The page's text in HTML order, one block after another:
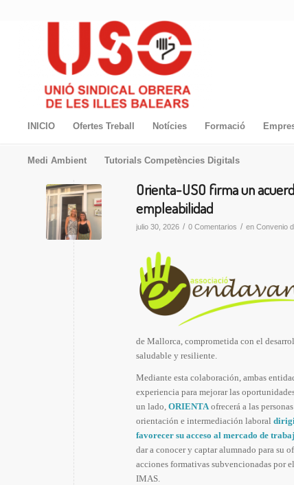
INICIO Ofertes Treball Notícies Formació
Medi Ambient Tutorials Competències Digitals
Orienta-USO firma un
empleabilidad
julio 30, 2026 / 0 Comentarios / en Convenio
de Mallorca, comprometida con el
saludable y resiliente.
Mediante esta colaboración, ambas
experiencia para mejorar las
un lado, ORIENTAofrecerá a las
orientación e intermediación laboral
favorecer su acceso al mercado de
dar a conocer y captar alumnado para su
acciones formativas subvencionadas por
IMAS.